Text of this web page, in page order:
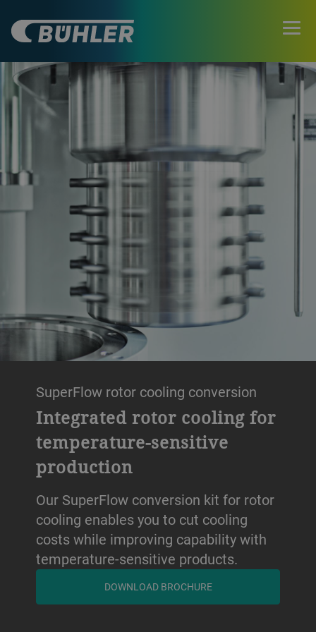
SuperFlow rotor cooling conversion
Integrated rotor cooling for
temperature-sensitive
production
Our SuperFlow conversion kit for rotor
cooling enables you to cut cooling
costs while improving capability with
temperature-sensitive products.
DOWNLOAD BROCHURE